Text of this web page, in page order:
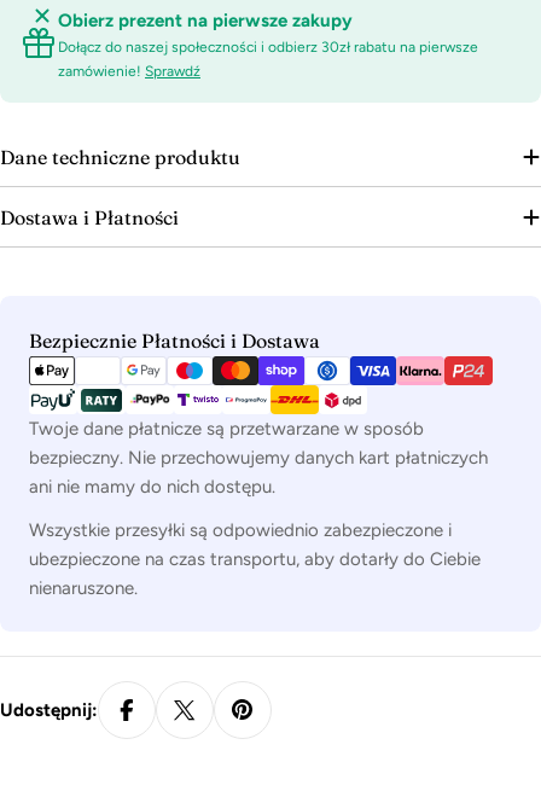
Obierz prezent na pierwsze zakupy
Dołącz do naszej społeczności i odbierz 30zł rabatu na pierwsze
zamówienie! Sprawdź
Dane techniczne produktu
Dostawa i Płatności
Bezpiecznie Płatności i Dostawa
Metody
płatności
Twoje dane płatnicze są przetwarzane w sposób
bezpieczny. Nie przechowujemy danych kart płatniczych
ani nie mamy do nich dostępu.
Wszystkie przesyłki są odpowiednio zabezpieczone i
ubezpieczone na czas transportu, aby dotarły do Ciebie
nienaruszone.
Udostępnij: